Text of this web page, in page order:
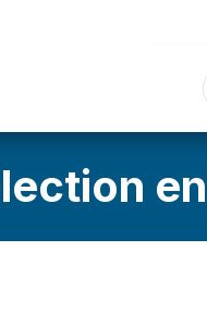
Sélection en